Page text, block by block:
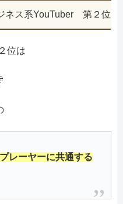
ネス系YouTuber 第２位
位は
レーヤーに共通する